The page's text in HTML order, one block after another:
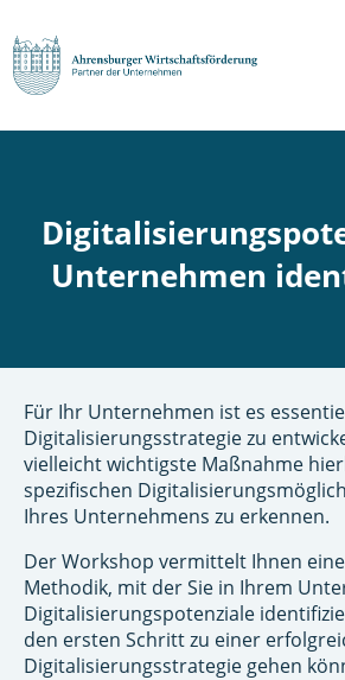
Unternehmen
Für Ihr Unternehmen ist es
Digitalisierungsstrategie zu
vielleicht wichtigste Maßnahme
spezifischen
Ihres Unternehmens zu erkennen.
Der Workshop vermittelt Ihnen
Methodik, mit der Sie in Ihrem
Digitalisierungspotenziale
den ersten Schritt zu einer
Digitalisierungsstrategie gehen